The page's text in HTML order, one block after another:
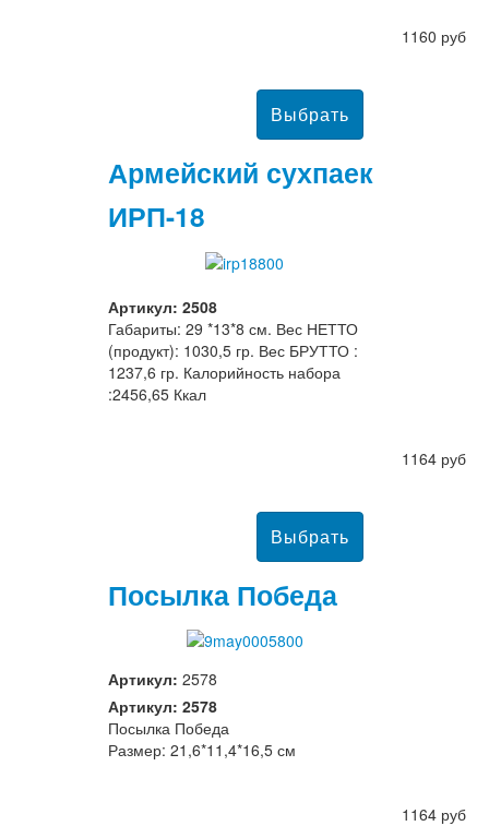
1160 руб
Армейский сухпаек
ИРП-18
Артикул: 2508
Габариты: 29 *13*8 см. Вес НЕТТО
(продукт): 1030,5 гр. Вес БРУТТО :
1237,6 гр. Калорийность набора
:2456,65 Ккал
1164 руб
Посылка Победа
Артикул: 2578
Артикул: 2578
Посылка Победа
Размер: 21,6*11,4*16,5 см
1164 руб